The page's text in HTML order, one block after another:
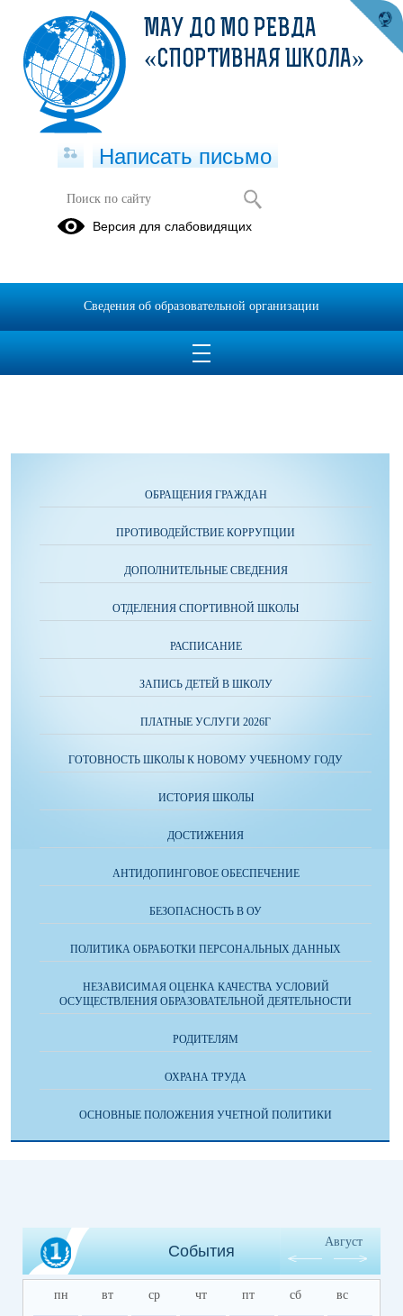
Профилактика острых отравлений в
быту
Профилактика острых отравлений в быту.pdf
ОБРАЩЕНИЯ ГРАЖДАН
ПРОТИВОДЕЙСТВИЕ КОРРУПЦИИ
ДОПОЛНИТЕЛЬНЫЕ СВЕДЕНИЯ
ОТДЕЛЕНИЯ СПОРТИВНОЙ ШКОЛЫ
РАСПИСАНИЕ
ЗАПИСЬ ДЕТЕЙ В ШКОЛУ
ПЛАТНЫЕ УСЛУГИ 2026Г
ГОТОВНОСТЬ ШКОЛЫ К НОВОМУ УЧЕБНОМУ ГОДУ
ИСТОРИЯ ШКОЛЫ
ДОСТИЖЕНИЯ
АНТИДОПИНГОВОЕ ОБЕСПЕЧЕНИЕ
БЕЗОПАСНОСТЬ В ОУ
ПОЛИТИКА ОБРАБОТКИ ПЕРСОНАЛЬНЫХ ДАННЫХ
НЕЗАВИСИМАЯ ОЦЕНКА КАЧЕСТВА УСЛОВИЙ
ОСУЩЕСТВЛЕНИЯ ОБРАЗОВАТЕЛЬНОЙ ДЕЯТЕЛЬНОСТИ
РОДИТЕЛЯМ
ОХРАНА ТРУДА
ОСНОВНЫЕ ПОЛОЖЕНИЯ УЧЕТНОЙ ПОЛИТИКИ
События
Август
пн вт ср чт пт сб вс
МАУ ДО МО РЕВДА
«СПОРТИВНАЯ ШКОЛА»
Написать письмо
Версия для слабовидящих
Сведения об образовательной организации